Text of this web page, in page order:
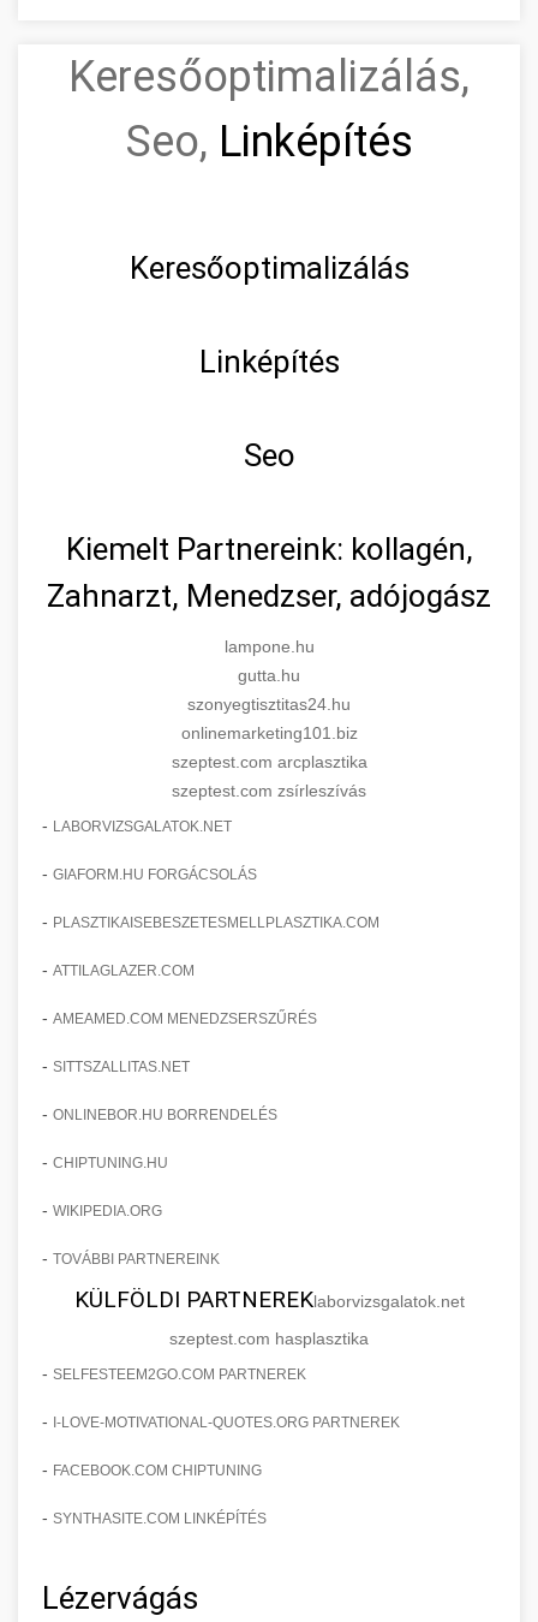
Keresőoptimalizálás,
Seo, Linképítés
Keresőoptimalizálás
Linképítés
Seo
Kiemelt Partnereink: kollagén,
Zahnarzt, Menedzser, adójogász
lampone.hu
gutta.hu
szonyegtisztitas24.hu
onlinemarketing101.biz
szeptest.com arcplasztika
szeptest.com zsírleszívás
- LABORVIZSGALATOK.NET
- GIAFORM.HU FORGÁCSOLÁS
- PLASZTIKAISEBESZETESMELLPLASZTIKA.COM
- ATTILAGLAZER.COM
- AMEAMED.COM MENEDZSERSZŰRÉS
- SITTSZALLITAS.NET
- ONLINEBOR.HU BORRENDELÉS
- CHIPTUNING.HU
- WIKIPEDIA.ORG
- TOVÁBBI PARTNEREINK
KÜLFÖLDI PARTNEREKlaborvizsgalatok.net
szeptest.com hasplasztika
- SELFESTEEM2GO.COM PARTNEREK
- I-LOVE-MOTIVATIONAL-QUOTES.ORG PARTNEREK
- FACEBOOK.COM CHIPTUNING
- SYNTHASITE.COM LINKÉPÍTÉS
Lézervágás